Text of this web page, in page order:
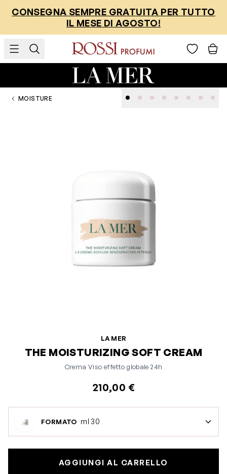
CONSEGNA SEMPRE GRATUITA PER TUTTO
IL MESE DI AGOSTO!
MOISTURE
LA MER
THE MOISTURIZING SOFT CREAM
Crema Viso effetto globale 24h
210,00 €
FORMATO ml 30
AGGIUNGI AL CARRELLO